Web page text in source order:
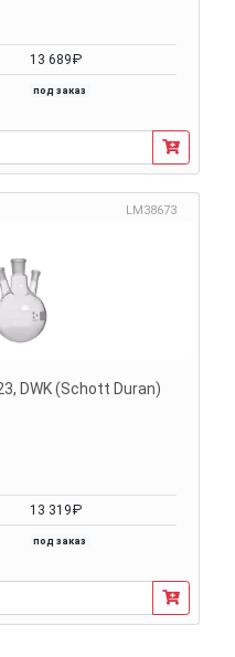
13 689₽
под заказ
LM38673
DWK (Schott Duran)
13 319₽
под заказ